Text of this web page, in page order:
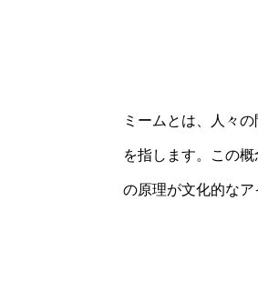
ミームとは、人々
を指します。この
の原理が文化的な